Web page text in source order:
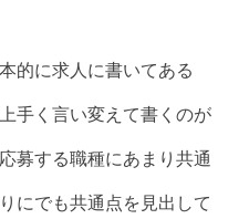
的に求人に書いてある
手く言い変えて書くのが
募する職種にあまり共通
にでも共通点を見出して